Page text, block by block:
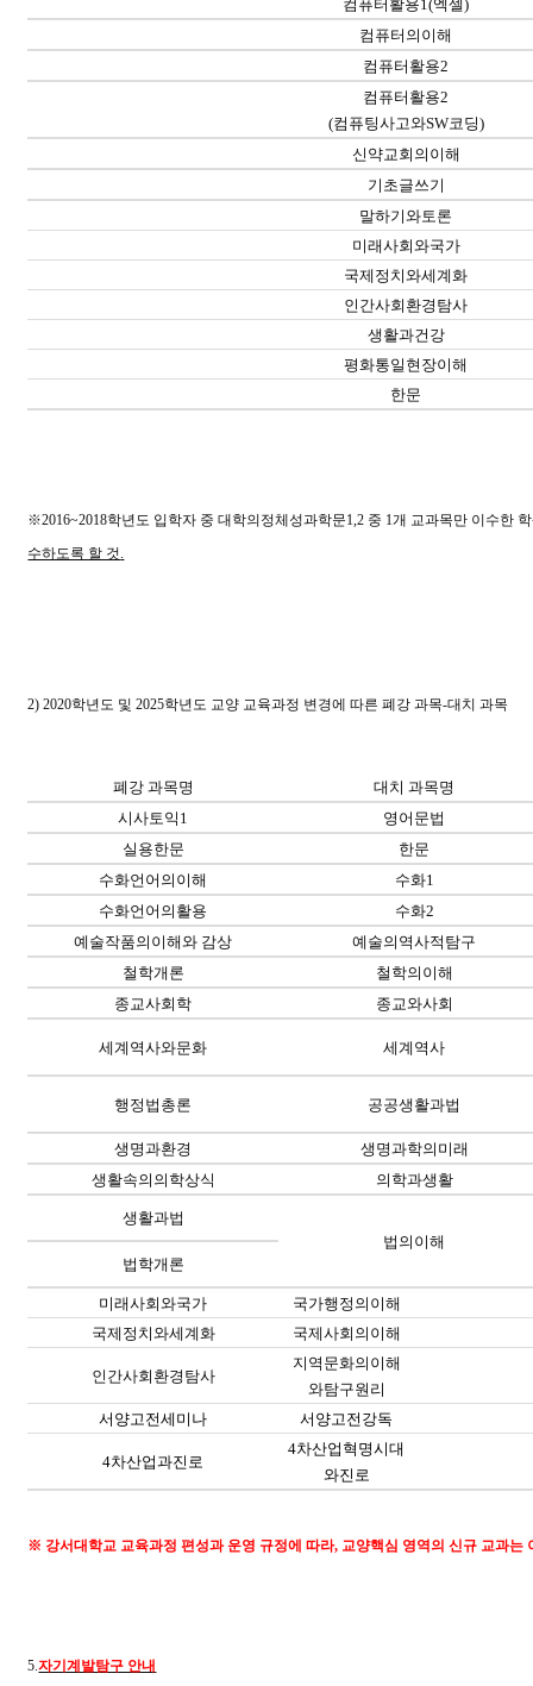
컴퓨터활용1(엑셀 )
컴퓨터의이해
컴퓨터활용2
컴퓨터활용2
(컴퓨팅사고와SW코딩)
신약교회의이해
기초글쓰기
말하기와토론
미래사회와국가
국제정치와세계화
인간사회환경탐사
생활과건강
평화통일현장이해
한문
※2016~2018학년도 입학자 중 대학의정체성과학문1,2 중 1개 교과목만 이수한
수하도록 할 것.
2) 2020학년도 및2025학년도 교양 교육과정 변경에 따른 폐강 과목-대치 과목
폐강 과목명
대치 과목명
시사토익 1
영어문법
실용한문
한문
수화언어의이해
수화1
수화언어의활용
수화2
예술작품의이해와 감상
예술의역사적탐구
철학개론
철학의이해
종교사회학
종교와사회
세계역사와문화 세계역사
행정법총론 공공생활과법
생명과환경
생명과학의미래
생활속의의학상식
의학과생활
생활과법
법의이해
법학개론
미래사회와국가
국가행정의이해
국제정치와세계화
국제사회의이해
인간사회환경탐사
지역문화의이해
와탐구원리
서양고전세미나 서양고전강독
4차산업과진로
4차산업혁명시대
와진로
※ 강서대학교 교육과정 편성과 운영 규정에 따라, 교양핵심 영역의 신규 교과는
5.자기계발탐구 안내